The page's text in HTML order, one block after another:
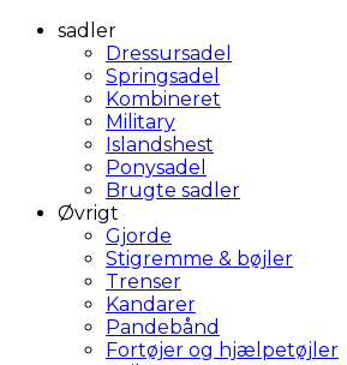
sadler
Dressursadel
Springsadel
Kombineret
Military
Islandshest
Ponysadel
Brugte sadler
Øvrigt
Gjorde
Stigremme & bøjler
Trenser
Kandarer
Pandebånd
Fortøjer og hjælpetøjler